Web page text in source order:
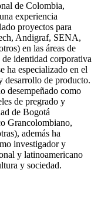
de Colombia,
experiencia
proyectos para
Andigraf, SENA,
en las áreas de
identidad corporativa
ha especializado en el
desarrollo de producto.
desempeñado como
de pregrado y
de Bogotá
Grancolombiano,
además ha
investigador y
y latinoamericano
y sociedad.